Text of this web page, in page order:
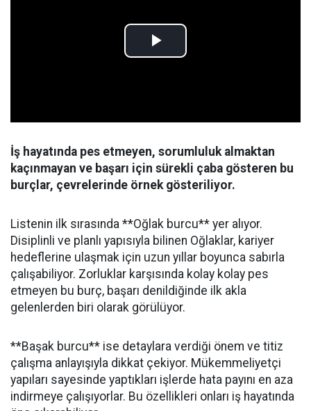
İş hayatında pes etmeyen, sorumluluk almaktan
kaçınmayan ve başarı için sürekli çaba gösteren bu
burçlar, çevrelerinde örnek gösteriliyor.
Listenin ilk sırasında **Oğlak burcu** yer alıyor.
Disiplinli ve planlı yapısıyla bilinen Oğlaklar, kariyer
hedeflerine ulaşmak için uzun yıllar boyunca sabırla
çalışabiliyor. Zorluklar karşısında kolay kolay pes
etmeyen bu burç, başarı denildiğinde ilk akla
gelenlerden biri olarak görülüyor.
**Başak burcu** ise detaylara verdiği önem ve titiz
çalışma anlayışıyla dikkat çekiyor. Mükemmeliyetçi
yapıları sayesinde yaptıkları işlerde hata payını en aza
indirmeye çalışıyorlar. Bu özellikleri onları iş hayatında